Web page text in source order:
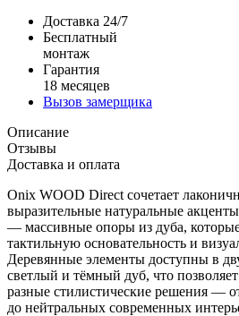
Доставка 24/7
Бесплатный
монтаж
Гарантия
18 месяцев
Вызов замерщика
Описание
Отзывы
Доставка и оплата
Onix WOOD Direct сочетает
выразительные натуральные
— массивные опоры из дуба,
тактильную основательность и
Деревянные элементы доступны в
светлый и тёмный дуб, что
разные стилистические решения —
до нейтральных современных